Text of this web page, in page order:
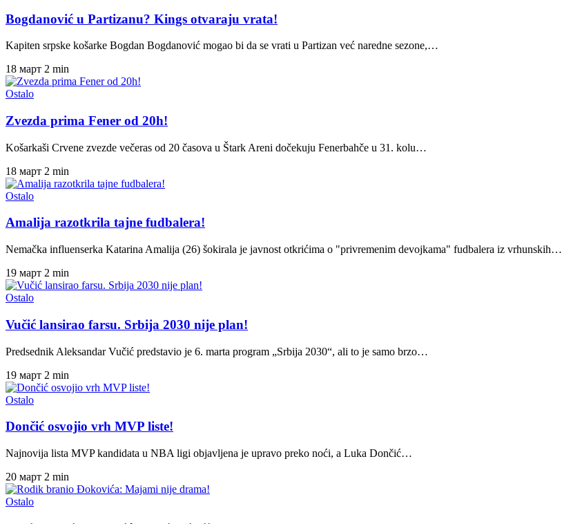
Bogdanović u Partizanu? Kings otvaraju vrata!
Kapiten srpske košarke Bogdan Bogdanović mogao bi da se vrati u Partizan već naredne sezone,…
18 март 2 min
Ostalo
Zvezda prima Fener od 20h!
Košarkaši Crvene zvezde večeras od 20 časova u Štark Areni dočekuju Fenerbahče u 31. kolu…
18 март 2 min
Ostalo
Amalija razotkrila tajne fudbalera!
Nemačka influenserka Katarina Amalija (26) šokirala je javnost otkrićima o "privremenim devojkama" fudbalera iz vrhunskih…
19 март 2 min
Ostalo
Vučić lansirao farsu. Srbija 2030 nije plan!
Predsednik Aleksandar Vučić predstavio je 6. marta program „Srbija 2030“, ali to je samo brzo…
19 март 2 min
Ostalo
Dončić osvojio vrh MVP liste!
Najnovija lista MVP kandidata u NBA ligi objavljena je upravo preko noći, a Luka Dončić…
20 март 2 min
Ostalo